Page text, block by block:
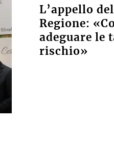
L’appello
Regione:
adeguare le
rischio»